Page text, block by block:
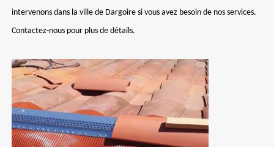
intervenons dans la ville de Dargoire si vous avez besoin de nos services.
Contactez-nous pour plus de détails.